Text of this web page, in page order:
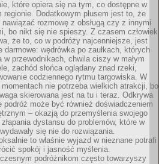
które opiera się na tym, co dostępne w
regionie. Dodatkowym plusem jest to, że
nawiązać rozmowę z obsługą czy z innymi
bo nikt się nie spieszy. Z czasem człowiek
że to, co w podróży najcenniejsze, jest
darmowe: wędrówka po zaułkach, których
w przewodnikach, chwila ciszy w małym
zachód słońca oglądany znad rzeki,
codziennego rytmu targowiska. W
nie potrzeba wielkich atrakcji, bo
skierowana jest na tu i teraz. Odkrywa
podróż może być również doświadczeniem
– okazją do przemyślenia swojego
dystansu do problemów, które w
się nie do rozwiązania.
to właśnie wyjazd w nieznane potrafi
spokój i jasność myślenia.
podróżnikom często towarzyszy